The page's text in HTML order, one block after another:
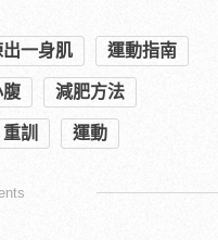
出一身肌 運動指南
腹 減肥方法
重訓 運動